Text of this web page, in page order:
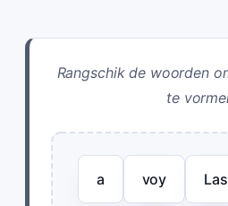
Rangschik de woorden
te
a voy Las